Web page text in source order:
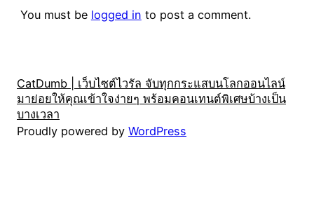
You must be logged in to post a comment.
CatDumb | เว็บไซต์ไวรัล จับทุกกระแสบนโลกออนไลน์
มาย่อยให้คุณเข้าใจง่ายๆ พร้อมคอนเทนต์พิเศษบ้างเป็น
บางเวลา
Proudly powered by WordPress